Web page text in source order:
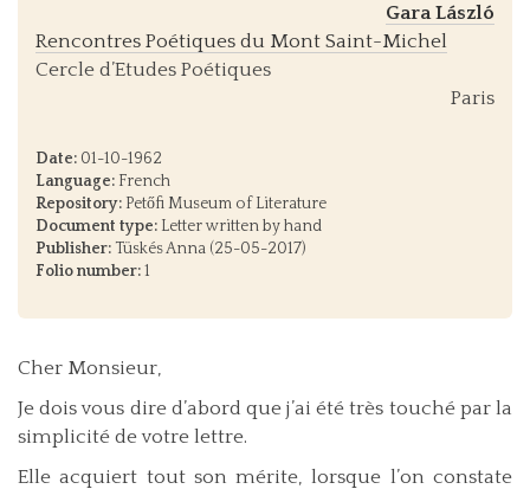
Gara László
Rencontres Poétiques du Mont Saint-Michel
Cercle d’Etudes Poétiques
Paris
Date: 01-10-1962
Language: French
Repository: Petőfi Museum of Literature
Document type: Letter written by hand
Publisher: Tüskés Anna (25-05-2017)
Folio number:1
Cher Monsieur,
Je dois vous dire d’abord que j’ai été très touché par la
simplicité de votre lettre.
Elle acquiert tout son mérite, lorsque l’on constate